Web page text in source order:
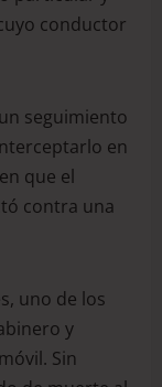
conductor
seguimiento
en
que el
contra una
uno de los
y
Sin